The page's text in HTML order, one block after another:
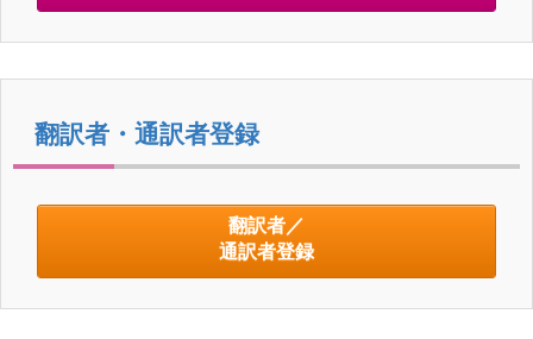
翻訳者・通訳者登録
翻訳者／
通訳者登録